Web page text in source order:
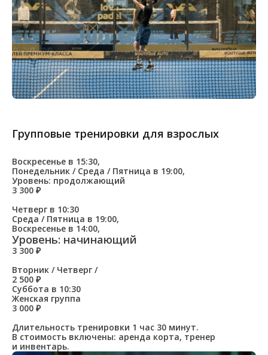
Групповые тренировки для взрослых
Воскресенье в 15:30,
Понедельник / Среда / Пятница в 19:00,
Уровень: продолжающий
3 300 ₽
Четверг в 10:30
Среда / Пятница в 19:00,
Воскресенье в 14:00,
Уровень: начинающий
3 300 ₽
Вторник / Четверг /
2 500 ₽
Суббота в 10:30
Женская группа
3 000 ₽
Длительность тренировки 1 час 30 минут.
В стоимость включены: аренда корта, тренер
и инвентарь.